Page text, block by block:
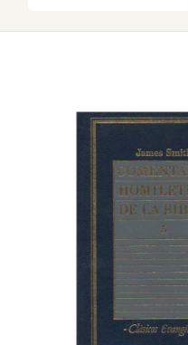
À PROPOS DE NOUS